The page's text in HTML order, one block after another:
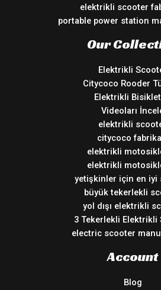
elektrikli scooter
portable power station
Our
Elektrikli
Citycoco Rooder
Elektrikli
Videoları
elektrikli
citycoco
elektrikli
elektrikli
yetişkinler için en iyi
büyük tekerlekli
yol dışı elektrikli
3 Tekerlekli Elektrikli
electric scooter
Account
Blog